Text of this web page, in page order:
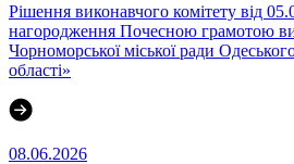
Рішення виконавчого комітету від
нагородження Почесною грамотою
Чорноморської міської ради
області»
08.06.2026